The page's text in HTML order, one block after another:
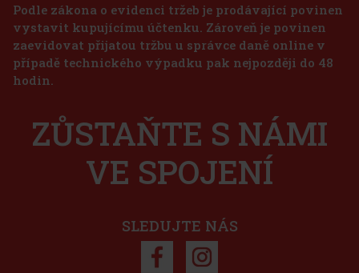
Vás svou
pro maduro
čokoláda
1 175 Kč
- 4 ks
Podle zákona o evidenci tržeb je prodávající povinen
vystavit kupujícímu účtenku. Zároveň je povinen
zaevidovat přijatou tržbu u správce daně online v
případě technického výpadku pak nejpozději do 48
hodin.
ZŮSTAŇTE S NÁMI
VE SPOJENÍ
SLEDUJTE NÁS